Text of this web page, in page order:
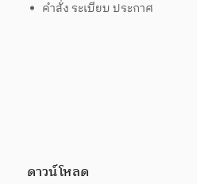
คำสั่ง ระเบียบ ประกาศ
ดาวน์โหลด